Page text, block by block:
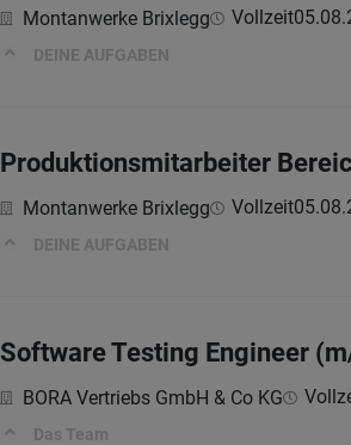
Montanwerke Brixlegg Vollzeit
DEINE AUFGABEN
Produktionsmitarbeiter
Montanwerke Brixlegg Vollzeit
DEINE AUFGABEN
Software Testing Engineer
BORA Vertriebs GmbH & Co KG
Das Team